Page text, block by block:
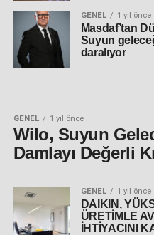
GENEL 1 yıl önce
Masdaf’tan
Suyun
daralıyor
GENEL 1 yıl önce
Wilo, Suyun
Damlayı Değerli
GENEL 1 yıl önce
DAIKIN,
ÜRETİMLE
İHTİYACINI